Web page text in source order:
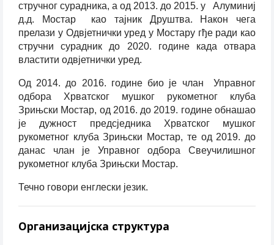
стручног сурадника, а од 2013. до 2015. у Алуминиј
д.д. Мостар као тајник Друштва. Након чега
прелази у Одвјетнички уред у Мостару гђе ради као
стручни сурадник до 2020. године када отвара
властити одвјетнички уред.
Од 2014. до 2016. године био је члан Управног
одбора Хрватског мушког рукометног клуба
Зрињски Мостар, од 2016. до 2019. године обнашао
је дужност предсједника Хрватског мушког
рукометног клуба Зрињски Мостар, те од 2019. до
данас члан је Управног одбора Свеучилишног
рукометног клуба Зрињски Мостар.
Течно говори енглески језик.
Организацијска структура